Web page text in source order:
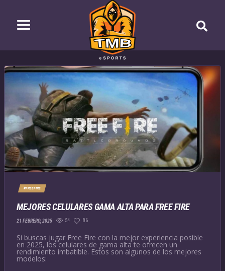
#FREEFIRE
MEJORES CELULARES GAMA ALTA PARA FREE FIRE
21 FEBRERO, 2025 54 86
Si buscas jugar Free Fire con la mejor experiencia posible
en 2025, los celulares de gama alta te ofrecen un
rendimiento imbatible. Estos son algunos de los mejores
modelos: